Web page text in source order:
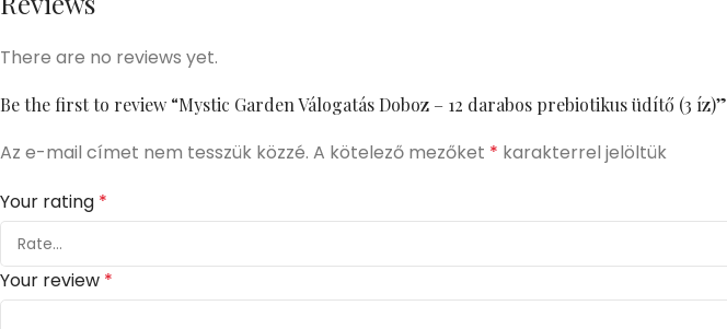
There are no reviews yet.
Be the first to review “Mystic Garden Válogatás Doboz – 12 darabos prebiotikus üdítő (3 íz)”
Az e-mail címet nem tesszük közzé. A kötelező mezőket * karakterrel jelöltük
Your rating *
Your review *